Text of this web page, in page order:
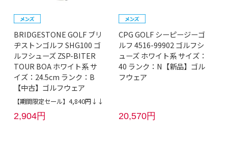
BRIDGESTONE GOLF ブリ
ヂストンゴルフ SHG100 ゴ
ルフシューズ ZSP-BITER
TOUR BOA ホワイト系 サ
イズ：24.5cm ランク：B
【中古】ゴルフウェア
【期間限定セール】4,840円↓↓
2,904円
CPG GOLF シーピージーゴ
ルフ 4516-99902 ゴルフシ
ューズ ホワイト系 サイズ：
40 ランク：N【新品】ゴル
フウェア
20,570円